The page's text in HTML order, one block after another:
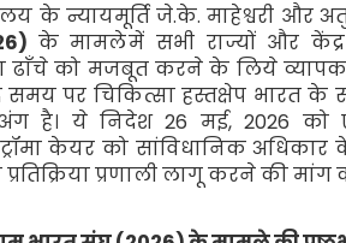
के न्यायमूर्ति जे.के. माहेश्वरी और
के मामलेमें सभी राज्यों और
ढाँचे को मजबूत करने के लिये
पर चिकित्सा हस्तक्षेप भारत के
है। ये निदेश26 मई, 2026 को
केयर को सांविधानिक
प्रणाली लागू करने की मांग